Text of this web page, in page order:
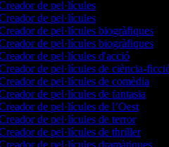
de pel·lícules
de pel·lícules
de pel·lícules biogràfiques
de pel·lícules biogràfiques
de pel·lícules d'acció
de pel·lícules de ciència-ficció
de pel·lícules de comèdia
de pel·lícules de fantasia
de pel·lícules de l’Oest
de pel·lícules de terror
de pel·lícules de thriller